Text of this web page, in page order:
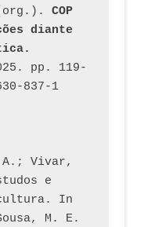
COP
diante
pp. 119-
837-1
A.; Vivar,
e
In
M. E.